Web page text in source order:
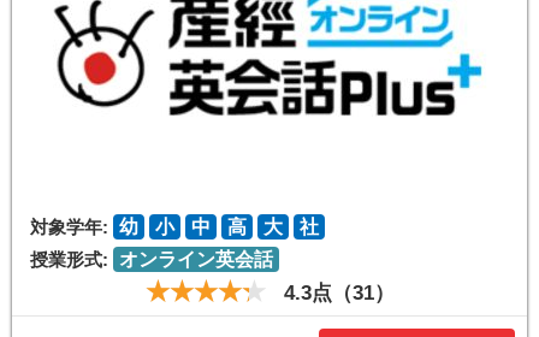
対象学年: 幼 小 中 高 大
社
授業形式:
オンライン英会話
4.3点（31）